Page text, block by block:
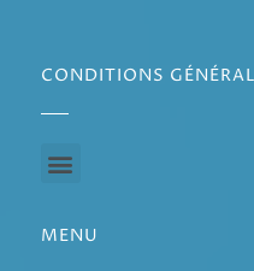
CONDITIONS
MENU